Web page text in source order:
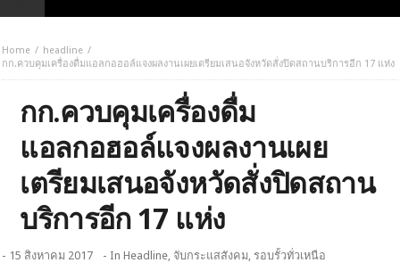
Home
headline
กก.ควบคุมเครื่องดื่มแอลกอฮอล์แจงผลงานเผยเตรียมเสนอจังหวัดสั่งปิดสถานบริการอีก 17 แห่ง
กก.ควบคุมเครื่องดื่ม
แอลกอฮอล์แจงผลงานเผย
เตรียมเสนอจังหวัดสั่งปิดสถาน
บริการอีก 17 แห่ง
- 15 สิงหาคม 2017 - InHeadline, จับกระแสสังคม, รอบรั้วทั่วเหนือ